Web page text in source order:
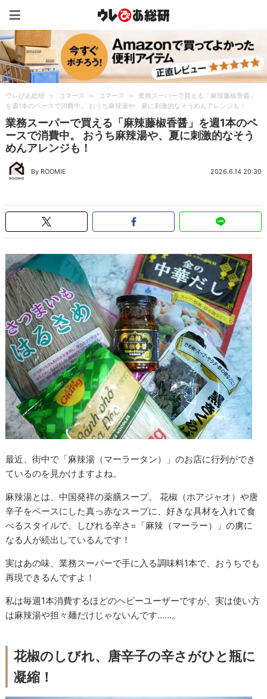
ウレぴあ総研 > コマース > コマース >
業務スーパーで買える「麻辣藤椒香醤」
を週1本のペースで消費中。 おうち麻辣湯や、夏に刺激的なそうめんアレンジも！
業務スーパーで買える「麻辣藤椒香醤」を週1本のペ
ースで消費中。 おうち麻辣湯や、夏に刺激的なそう
めんアレンジも！
By ROOMIE 2026.6.14 20:30
最近、街中で「麻辣湯（マーラータン）」のお店に行列ができ
ているのを見かけますよね。
麻辣湯とは、中国発祥の薬膳スープ。 花椒（ホアジャオ）や唐
辛子をベースにした真っ赤なスープに、好きな具材を入れて食
べるスタイルで、しびれる辛さ=「麻辣（マーラー）」の虜に
なる人が続出しているんです！
実はあの味、業務スーパーで手に入る調味料1本で、おうちでも
再現できるんですよ！
私は毎週1本消費するほどのヘビーユーザーですが、実は使い方
は麻辣湯や担々麺だけじゃないんです……。
花椒のしびれ、唐辛子の辛さがひと瓶に
凝縮！